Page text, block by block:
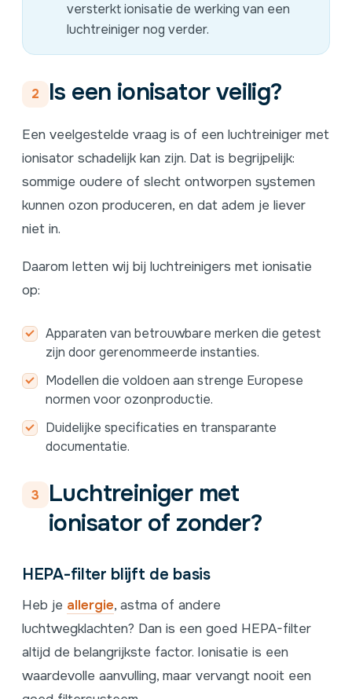
versterkt ionisatie de werking van een
luchtreiniger nog verder.
2 Is een ionisator veilig?
Een veelgestelde vraag is of een luchtreiniger met
ionisator schadelijk kan zijn. Dat is begrijpelijk:
sommige oudere of slecht ontworpen systemen
kunnen ozon produceren, en dat adem je liever
niet in.
Daarom letten wij bij luchtreinigers met ionisatie
op:
Apparaten van betrouwbare merken die getest
zijn door gerenommeerde instanties.
Modellen die voldoen aan strenge Europese
normen voor ozonproductie.
Duidelijke specificaties en transparante
documentatie.
3
Luchtreiniger met
ionisator of zonder?
HEPA-filter blijft de basis
Heb je allergie, astma of andere
luchtwegklachten? Dan is een goed HEPA-filter
altijd de belangrijkste factor. Ionisatie is een
waardevolle aanvulling, maar vervangt nooit een